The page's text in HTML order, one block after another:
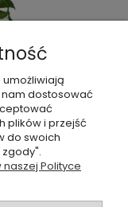
do koszyka
dostosować
plików i przejść
do swoich
Polityce